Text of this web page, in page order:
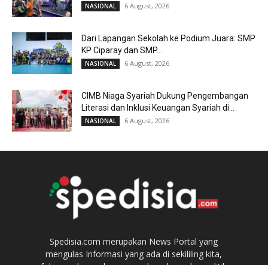
NASIONAL 6 August, 2026
Dari Lapangan Sekolah ke Podium Juara: SMP
KP Ciparay dan SMP...
NASIONAL 6 August, 2026
CIMB Niaga Syariah Dukung Pengembangan
Literasi dan Inklusi Keuangan Syariah di...
NASIONAL 6 August, 2026
Spedisia.com merupakan News Portal yang
mengulas Informasi yang ada di sekililing kita,